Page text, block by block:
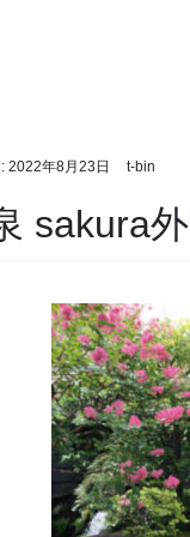
2022年8月23日 t-bin
sakura